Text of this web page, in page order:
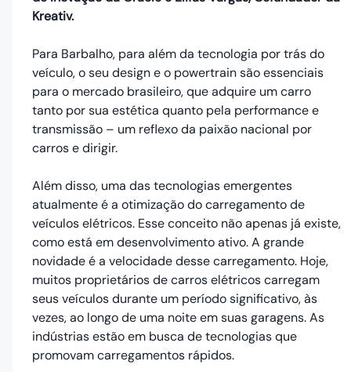
Kreativ.
Para Barbalho, para além da tecnologia por trás do
veículo, o seu design e o powertrain são essenciais
para o mercado brasileiro, que adquire um carro
tanto por sua estética quanto pela performance e
transmissão – um reflexo da paixão nacional por
carros e dirigir.
Além disso, uma das tecnologias emergentes
atualmente é a otimização do carregamento de
veículos elétricos. Esse conceito não apenas já existe,
como está em desenvolvimento ativo. A grande
novidade é a velocidade desse carregamento. Hoje,
muitos proprietários de carros elétricos carregam
seus veículos durante um período significativo, às
vezes, ao longo de uma noite em suas garagens. As
indústrias estão em busca de tecnologias que
promovam carregamentos rápidos.